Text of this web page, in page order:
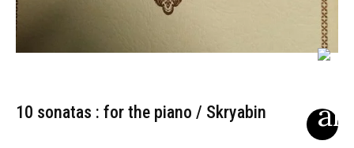
10 sonatas : for the piano / Skryabin